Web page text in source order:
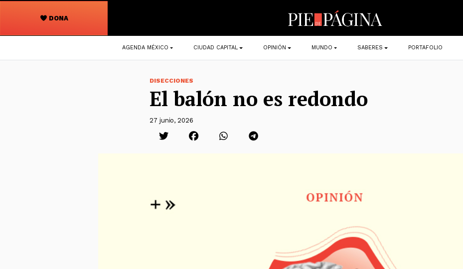
DONA
Navegación
principal
AGENDA MÉXICO CIUDAD CAPITAL OPINIÓN MUNDO SABERES PORTAFOLIO
DISECCIONES
El balón no es redondo
27 junio, 2026